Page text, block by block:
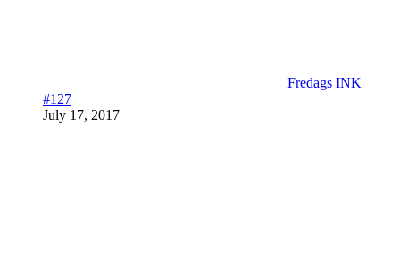
Fredags INK
#127
July 17, 2017